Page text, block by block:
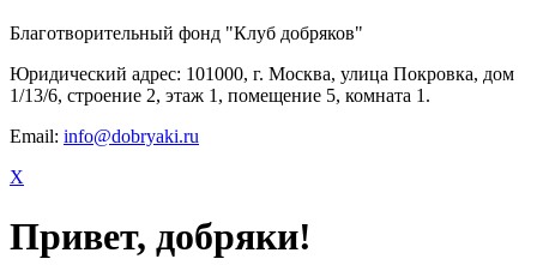
Благотворительный фонд "Клуб добряков"
Юридический адрес: 101000, г. Москва, улица Покровка, дом
1/13/6, строение 2, этаж 1, помещение 5, комната 1.
Email: info@dobryaki.ru
X
Привет, добряки!